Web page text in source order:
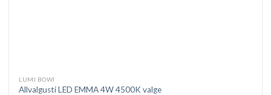
LUMI BOWI
Allvalgusti LED EMMA 4W 4500K valge